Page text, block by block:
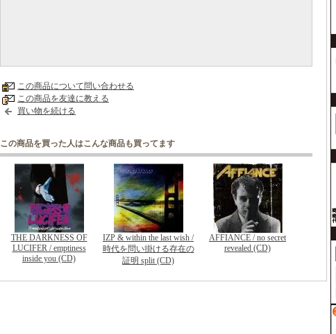
この商品について問い合わせる
この商品を友達に教える
買い物を続ける
この商品を買った人はこんな商品も買ってます
THE DARKNESS OF
LUCIFER / emptiness
inside you (CD)
IZP & within the last wish /
時代を問い掛ける存在の
証明 split (CD)
AFFIANCE / no secret
revealed (CD)